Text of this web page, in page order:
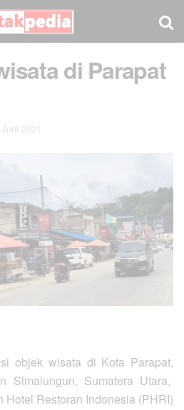
di Parapat
2021
objek wisata di Kota Parapat,
Simalungun, Sumatera Utara,
Hotel Restoran Indonesia (PHRI)